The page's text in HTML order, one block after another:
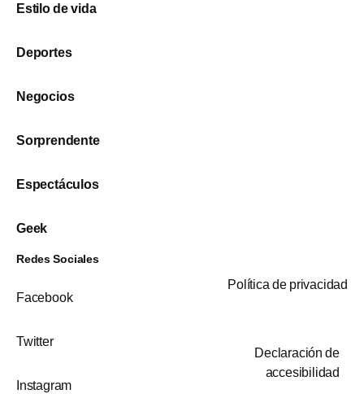
Estilo de vida
Deportes
Negocios
Sorprendente
Espectáculos
Geek
Redes Sociales
Facebook
Twitter
Instagram
Política de privacidad
Declaración de
accesibilidad